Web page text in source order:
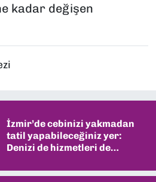
kadar değişen
İzmir’de cebinizi yakmadan
tatil yapabileceğiniz yer:
Denizi de hizmetleri de